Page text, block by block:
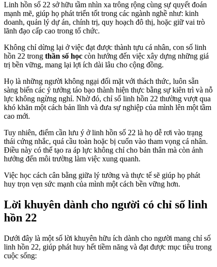
Linh hồn số 22 sở hữu tầm nhìn xa trông rộng cùng sự quyết đoán
mạnh mẽ, giúp họ phát triển tốt trong các ngành nghề như: kinh
doanh, quản lý dự án, chính trị, quy hoạch đô thị, hoặc giữ vai trò
lãnh đạo cấp cao trong tổ chức.
Không chỉ dừng lại ở việc đạt được thành tựu cá nhân, con số linh
hồn 22 trong thần số học còn hướng đến việc xây dựng những giá
trị bền vững, mang lại lợi ích dài lâu cho cộng đồng.
Họ là những người không ngại đối mặt với thách thức, luôn sẵn
sàng biến các ý tưởng táo bạo thành hiện thực bằng sự kiên trì và nỗ
lực không ngừng nghỉ. Nhờ đó, chỉ số linh hồn 22 thường vượt qua
khó khăn một cách bản lĩnh và đưa sự nghiệp của mình lên một tầm
cao mới.
Tuy nhiên, điểm cần lưu ý ở linh hồn số 22 là họ dễ rơi vào trạng
thái cứng nhắc, quá cầu toàn hoặc bị cuốn vào tham vọng cá nhân.
Điều này có thể tạo ra áp lực không chỉ cho bản thân mà còn ảnh
hưởng đến môi trường làm việc xung quanh.
Việc học cách cân bằng giữa lý tưởng và thực tế sẽ giúp họ phát
huy trọn vẹn sức mạnh của mình một cách bền vững hơn.
Lời khuyên dành cho người có chỉ số linh
hồn 22
Dưới đây là một số lời khuyên hữu ích dành cho người mang chỉ số
linh hồn 22, giúp phát huy hết tiềm năng và đạt được mục tiêu trong
cuộc sống: